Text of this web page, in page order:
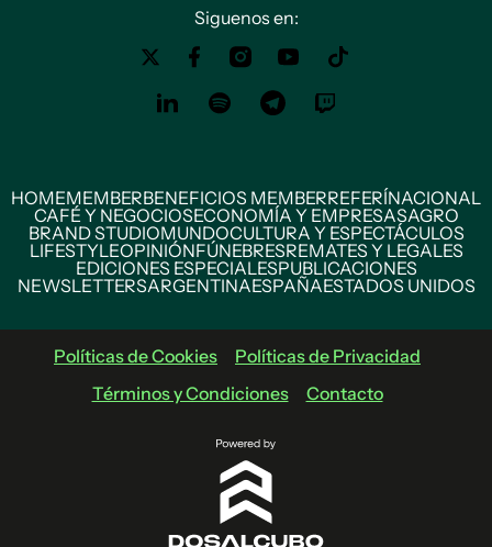
Siguenos en:
HOMEMEMBERBENEFICIOS MEMBERREFERÍNACIONAL
CAFÉ Y NEGOCIOSECONOMÍA Y EMPRESASAGRO
BRAND STUDIOMUNDOCULTURA Y ESPECTÁCULOS
LIFESTYLEOPINIÓNFÚNEBRESREMATES Y LEGALES
EDICIONES ESPECIALESPUBLICACIONES
NEWSLETTERSARGENTINAESPAÑAESTADOS UNIDOS
Políticas de Cookies
Políticas de Privacidad
Términos y Condiciones
Contacto